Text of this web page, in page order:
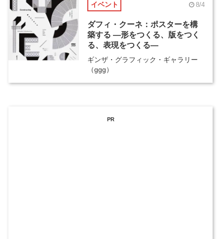
イベント 8/4
ダフィ・クーネ：ポスターを構
築する ―形をつくる、版をつく
る、表現をつくる―
ギンザ・グラフィック・ギャラリー
（ggg）
PR